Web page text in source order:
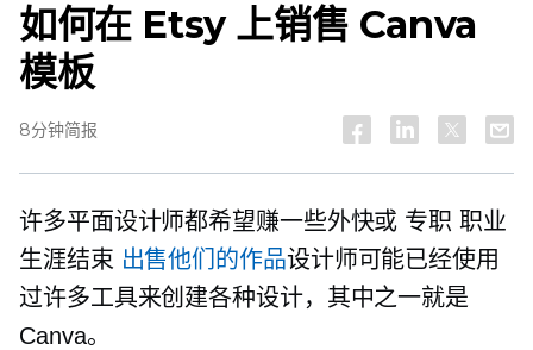
如何在 Etsy 上销售 Canva
模板
8分钟简报
许多平面设计师都希望赚一些外快或 专职 职业
生涯结束 出售他们的作品设计师可能已经使用
过许多工具来创建各种设计，其中之一就是
Canva。